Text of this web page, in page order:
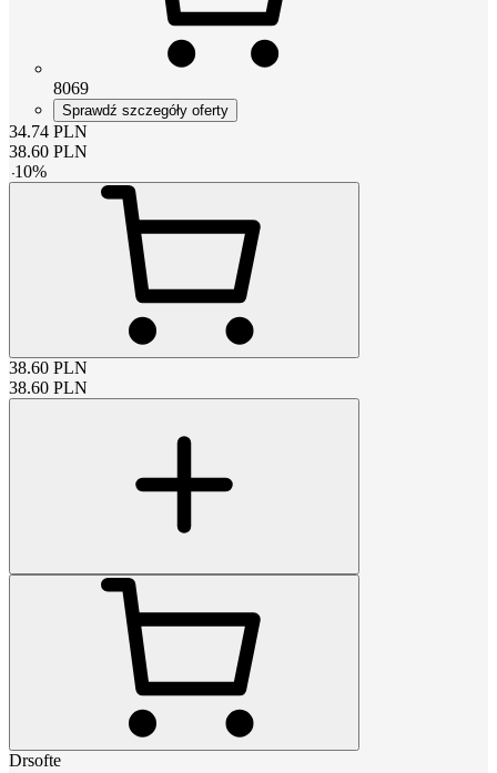
8069
Sprawdź szczegóły oferty
34.74 PLN
38.60 PLN
-10%
38.60 PLN
38.60 PLN
Drsofte